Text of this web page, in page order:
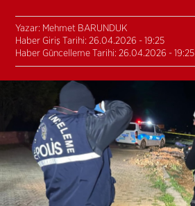
Yazar: Mehmet BARUNDUK
Haber Giriş Tarihi: 26.04.2026 - 19:25
Haber Güncelleme Tarihi: 26.04.2026 - 19:25